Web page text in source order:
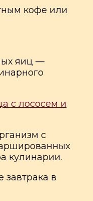
кофе или
яиц —
с
кулинарии.
завтрака в